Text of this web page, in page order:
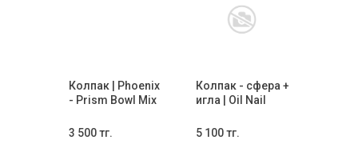
Колпак | Phoenix
- Prism Bowl Mix
3 500 тг.
Колпак - сфера +
игла | Oil Nail
5 100 тг.